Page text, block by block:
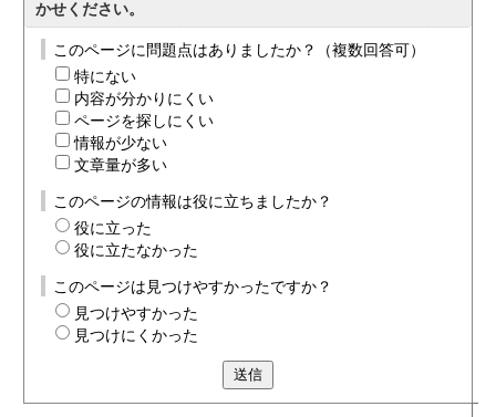
かせください。
このページに問題点はありましたか？（複数回答可）
特にない
内容が分かりにくい
ページを探しにくい
情報が少ない
文章量が多い
このページの情報は役に立ちましたか？
役に立った
役に立たなかった
このページは見つけやすかったですか？
見つけやすかった
見つけにくかった
送信